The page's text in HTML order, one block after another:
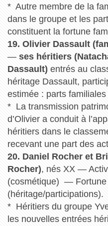
* Autre membre de la
dans le groupe et les
constituent la fortune
19. Olivier Dassault
— ses héritiers
Dassault) entrés au
héritage Dassault,
estimée : parts
* La transmission
d’Olivier a conduit à
héritiers dans le
recevant une part des
20. Daniel Rocher et
Rocher), nés XX —
(cosmétique) — Fortune
(héritage/participations).
* Héritiers du groupe
les nouvelles entrées